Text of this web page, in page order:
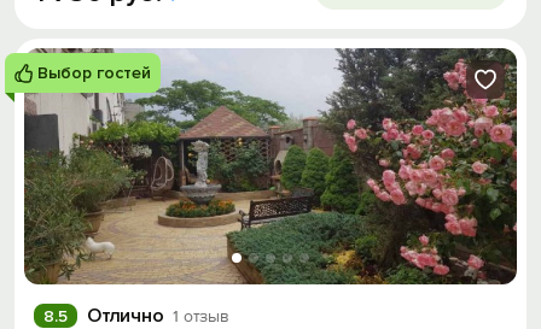
Выбор гостей
Отлично 1 отзыв
8.5